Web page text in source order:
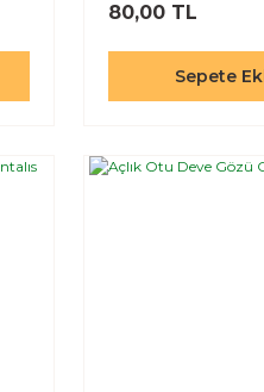
80,00 TL
Sepete